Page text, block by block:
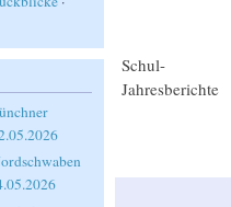
Schul-
Jahresberichte